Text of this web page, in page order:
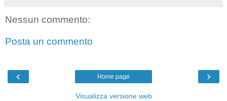
Nessun commento:
Posta un commento
‹ ›
Home page
Visualizza versione web